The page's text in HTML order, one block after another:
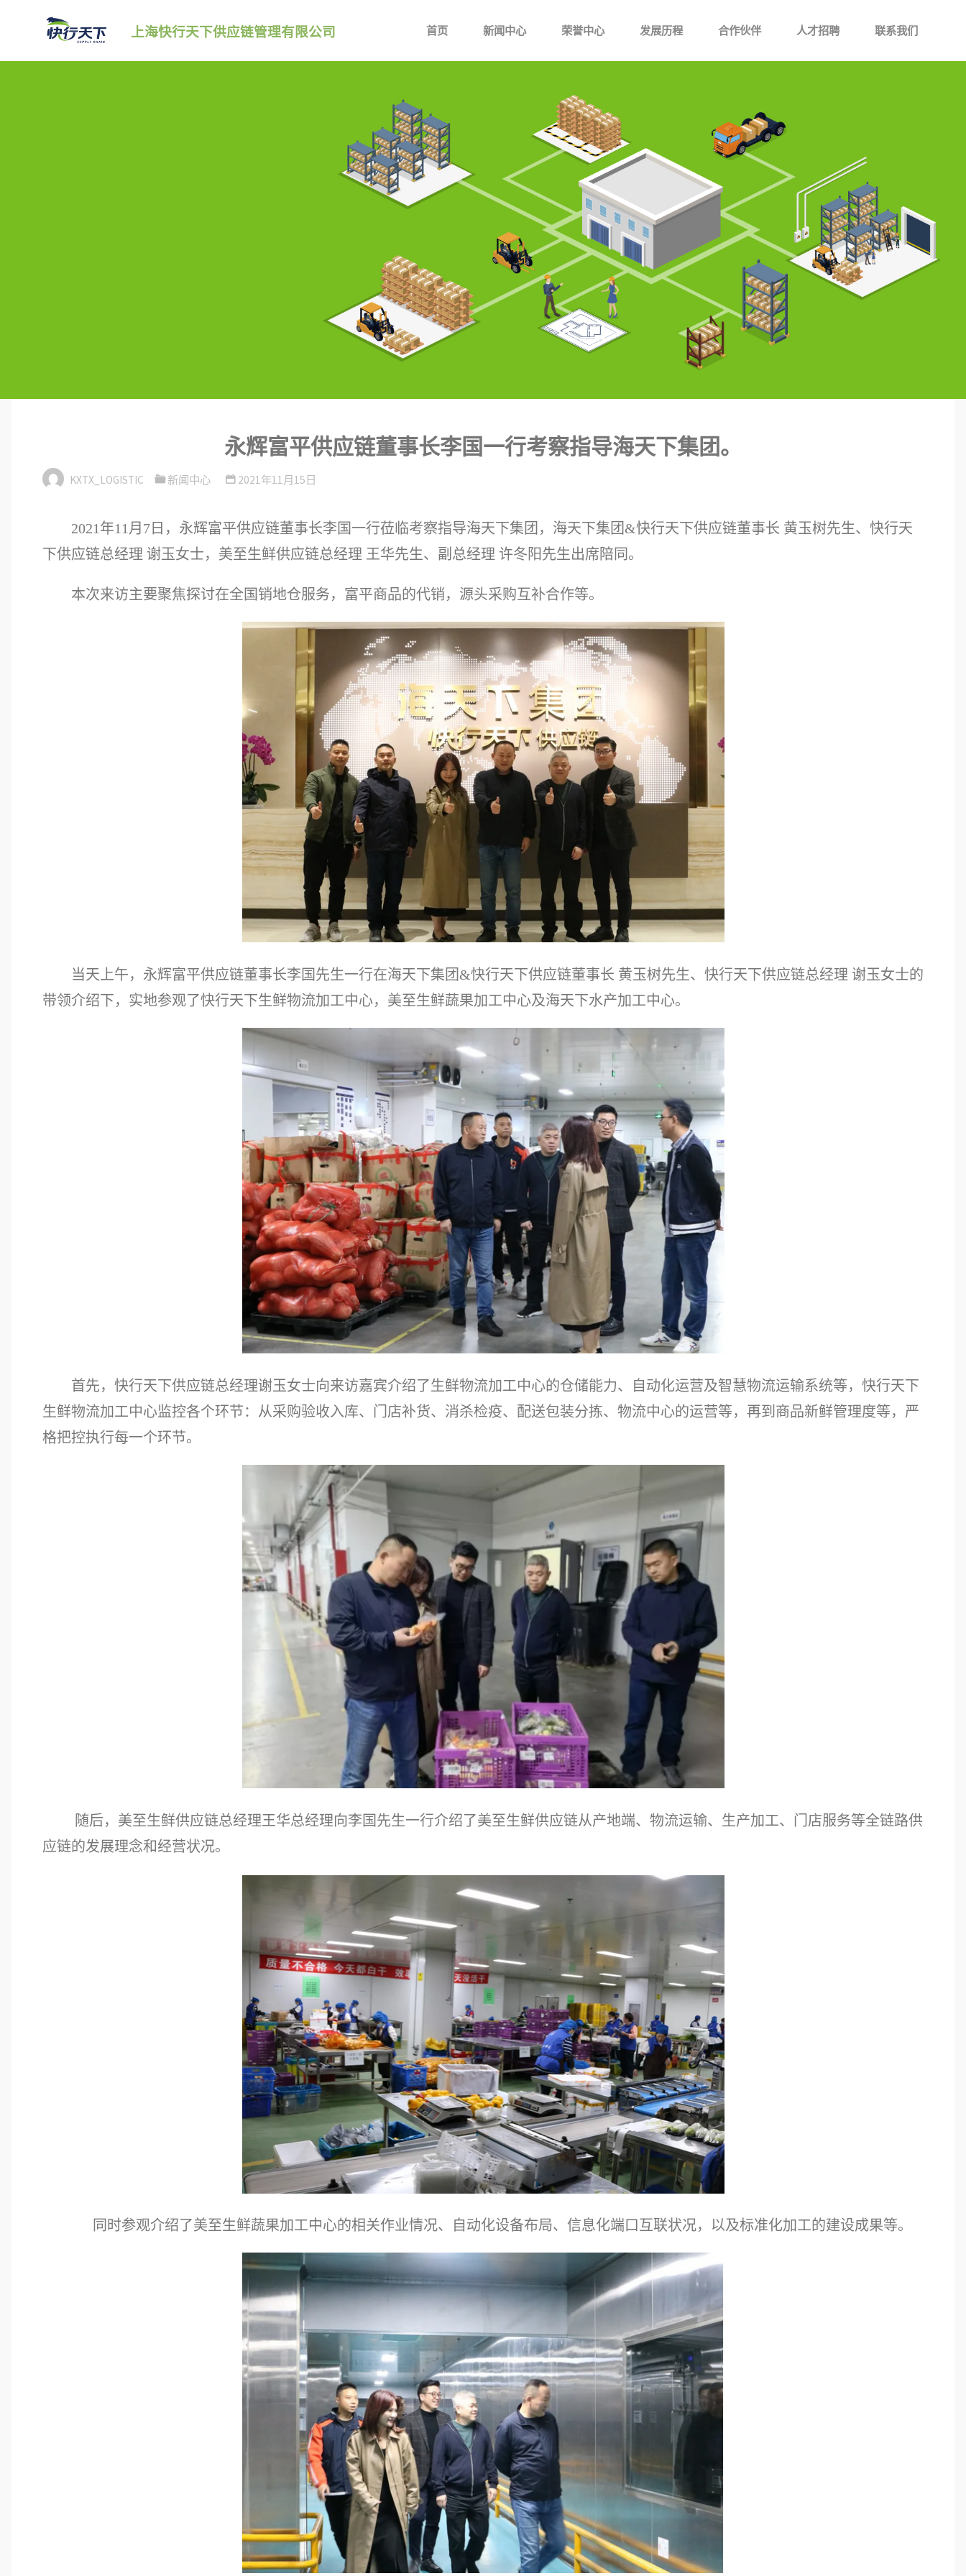
上海快行天下供应链管理有限公司 首页 新闻中心 荣誉中心 发展历程 合作伙伴 人才招聘 联系我们
永辉富平供应链董事长李国一行考察指导海天下集团。
KXTX_LOGISTIC 新闻中心 2021年11月15日
2021年11月7日，永辉富平供应链董事长李国一行莅临考察指导海天下集团，海天下集团&快行天下供应链董事长 黄玉树先生、快行天
下供应链总经理 谢玉女士，美至生鲜供应链总经理 王华先生、副总经理 许冬阳先生出席陪同。
本次来访主要聚焦探讨在全国销地仓服务，富平商品的代销，源头采购互补合作等。
当天上午，永辉富平供应链董事长李国先生一行在海天下集团&快行天下供应链董事长 黄玉树先生、快行天下供应链总经理 谢玉女士的
带领介绍下，实地参观了快行天下生鲜物流加工中心，美至生鲜蔬果加工中心及海天下水产加工中心。
首先，快行天下供应链总经理谢玉女士向来访嘉宾介绍了生鲜物流加工中心的仓储能力、自动化运营及智慧物流运输系统等，快行天下
生鲜物流加工中心监控各个环节：从采购验收入库、门店补货、消杀检疫、配送包装分拣、物流中心的运营等，再到商品新鲜管理度等，严
格把控执行每一个环节。
随后，美至生鲜供应链总经理王华总经理向李国先生一行介绍了美至生鲜供应链从产地端、物流运输、生产加工、门店服务等全链路供
应链的发展理念和经营状况。
同时参观介绍了美至生鲜蔬果加工中心的相关作业情况、自动化设备布局、信息化端口互联状况，以及标准化加工的建设成果等。